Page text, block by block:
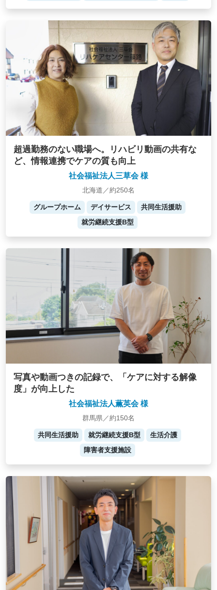
超過勤務のない職場へ。リハビリ動画の共有な
ど、情報連携でケアの質も向上
社会福祉法人三草会 様
北海道／約250名
グループホーム デイサービス
共同生活援助
就労継続支援B型
写真や動画つきの記録で、「ケアに対する解像
度」が向上した
社会福祉法人薫英会 様
群馬県／約150名
共同生活援助 就労継続支援B型
生活介護
障害者支援施設